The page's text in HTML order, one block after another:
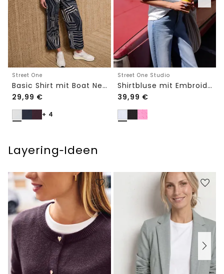
Street One
Basic Shirt mit Boat Neck und Elastikbund
29,99 €
+ 4
Street One Studio
Shirtbluse mit Embroidery-Front
39,99 €
Layering‑Ideen